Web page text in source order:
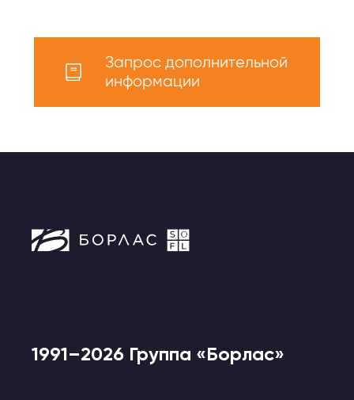
Запрос дополнительной
информации
1991–2026 Группа «Борлас»